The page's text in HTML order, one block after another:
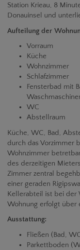
Station Krieau, 8
Donauinsel und
Aufteilung der
Vorraum
Küche
Wohnzimmer
Schlafzimmer
Fensterbad mit
WC
Abstellraum
Küche, WC, Bad,
durch das Vorzimmer
Wohnzimmer
des derzeitigen
Zimmer zentral
einer geraden
Kellerabteil ist bei der
Wohnung erfolgt über
Ausstattung:
Fließen (Bad,
Parkettboden